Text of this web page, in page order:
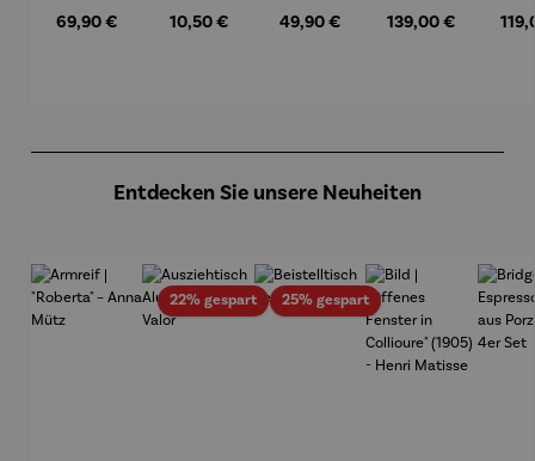
rund Ø 70
Regulärer Preis:
69,90 €
telle -
Regulärer Preis:
10,50 €
Rand - Ø
Regulärer Preis:
49,90 €
on
Regulärer Preis:
139,00 €
Entdecken Sie unsere Neuheiten
22% gespartRabatt25% gespartRabatt